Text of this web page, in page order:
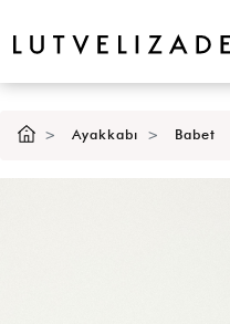
Ayakkabı Babet